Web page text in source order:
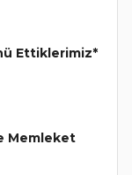
Ettiklerimiz*
Memleket